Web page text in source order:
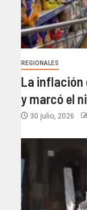
REGIONALES
La inflación
y marcó el
30 julio, 2026